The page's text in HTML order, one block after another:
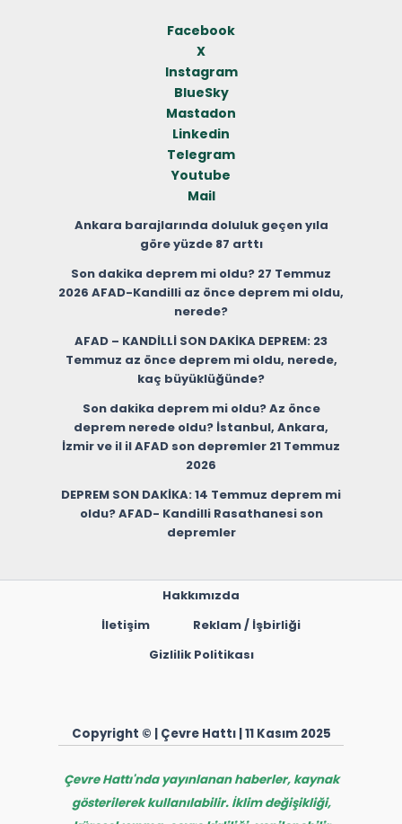
Facebook
X
Instagram
BlueSky
Mastadon
Linkedin
Telegram
Youtube
Mail
Ankara barajlarında doluluk geçen yıla
göre yüzde 87 arttı
Son dakika deprem mi oldu? 27 Temmuz
2026 AFAD-Kandilli az önce deprem mi oldu,
nerede?
AFAD – KANDİLLİ SON DAKİKA DEPREM: 23
Temmuz az önce deprem mi oldu, nerede,
kaç büyüklüğünde?
Son dakika deprem mi oldu? Az önce
deprem nerede oldu? İstanbul, Ankara,
İzmir ve il il AFAD son depremler 21 Temmuz
2026
DEPREM SON DAKİKA: 14 Temmuz deprem mi
oldu? AFAD- Kandilli Rasathanesi son
depremler
Hakkımızda
İletişim
Reklam / İşbirliği
Gizlilik Politikası
Copyright © | Çevre Hattı | 11 Kasım 2025
Çevre Hattı'nda yayınlanan haberler, kaynak
gösterilerek kullanılabilir. İklim değişikliği,